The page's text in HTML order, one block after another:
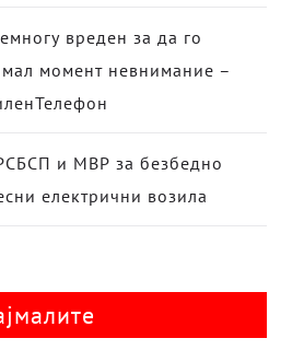
вреден за да го
момент невнимание –
и МВР за безбедно
електрични возила